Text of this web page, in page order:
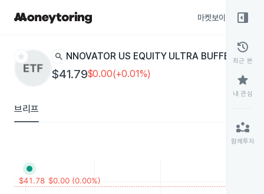
마켓보이스
star search INNOVATOR US EQUITY ULTRA BUFFER - OCT
$41.79$0.00(+0.01%)
브리프
right_panel_open
history
최근 본
star
내 관심
partner_exchange
함께투자